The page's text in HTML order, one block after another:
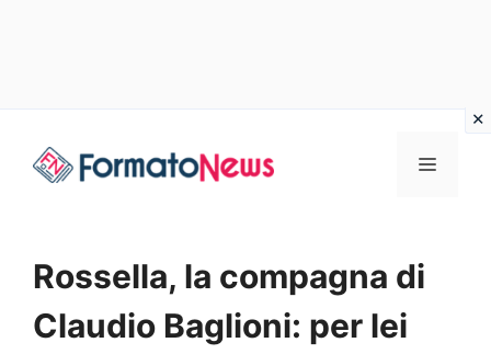
Menu
Rossella, la compagna di
Claudio Baglioni: per lei